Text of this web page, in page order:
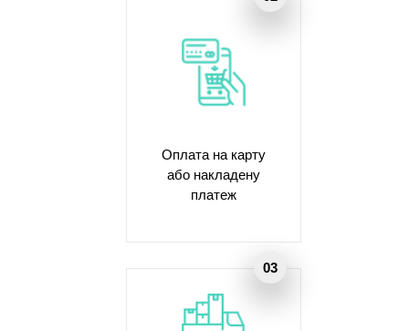
Оплата на карту
або накладену
платеж